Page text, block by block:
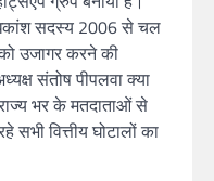
सदस्य 2006 से चल
को उजागर करने की
संतोष पीपलवा क्या
भर के मतदाताओं से
वित्तीय घोटालों का